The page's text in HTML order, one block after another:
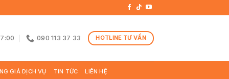
090 113 37 33 HOTLINE TƯ VẤN
GIÁ DỊCH VỤ TIN TỨC LIÊN HỆ